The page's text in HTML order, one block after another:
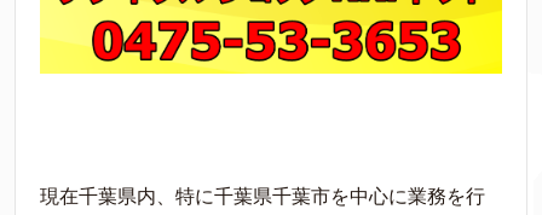
現在千葉県内、特に千葉県千葉市を中心に業務を行